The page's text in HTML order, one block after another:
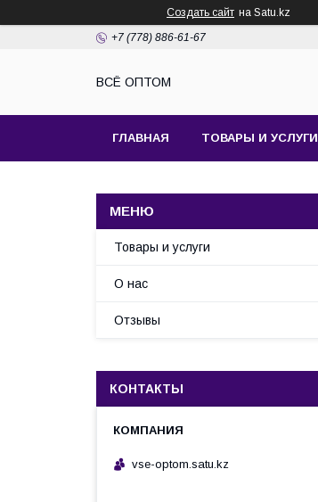
Создать сайт на Satu.kz
+7 (778) 886-61-67
ВСЁ ОПТОМ
ГЛАВНАЯ ТОВАРЫ И УСЛУГИ
Товары и услуги
О нас
Отзывы
КОНТАКТЫ
vse-optom.satu.kz